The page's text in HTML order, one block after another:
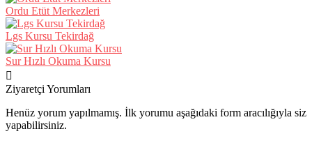
Ordu Etüt Merkezleri
Lgs Kursu Tekirdağ
Sur Hızlı Okuma Kursu
Ziyaretçi Yorumları
Henüz yorum yapılmamış. İlk yorumu aşağıdaki form aracılığıyla siz
yapabilirsiniz.